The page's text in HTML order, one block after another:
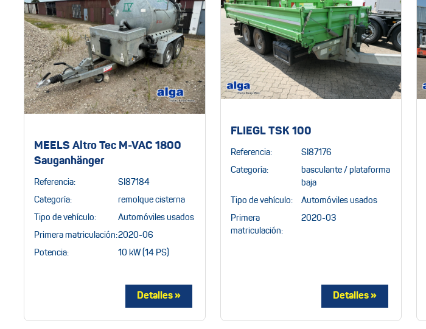
MEELS Altro Tec M-VAC 1800
Sauganhänger
Referencia: SI87184
Categoría: remolque cisterna
Tipo de vehículo: Automóviles usados
Primera matriculación:2020-06
Potencia: 10 kW (14 PS)
FLIEGL TSK 100
Referencia: SI87176
Categoría:
basculante / plataforma
baja
Tipo de vehículo: Automóviles usados
Primera
matriculación:
2020-03